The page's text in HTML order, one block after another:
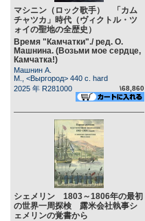
マシニン（ロック歌手） 「カム
チャツカ」時代（ヴィクトル・ツ
ォイの聖地の全歴史）
Время "Камчатки"./ ред. О.
Машнина. (Возьми мое сердце,
Камчатка!)
Машнин А.
М., <Выргород> 440 c. hard
2025 年 R281000
\68,860
シェメリン 1803～1806年の最初
の世界一周探検 露米会社執事シ
ェメリンの覚書から